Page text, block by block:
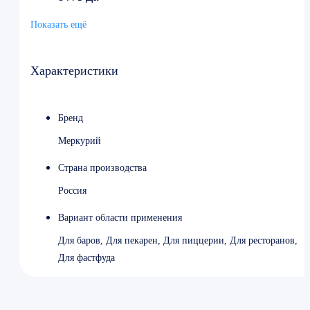
Габариты 230*116*65 мм
Функциональные возможности Продажа по
Питание От сети/От АКБ
Цвет Белый
Показать ещё
Характеристики
Бренд
Меркурий
Страна производства
Россия
Вариант области применения
Для баров, Для пекарен, Для пиццерии, Для ресторанов,
Для фастфуда